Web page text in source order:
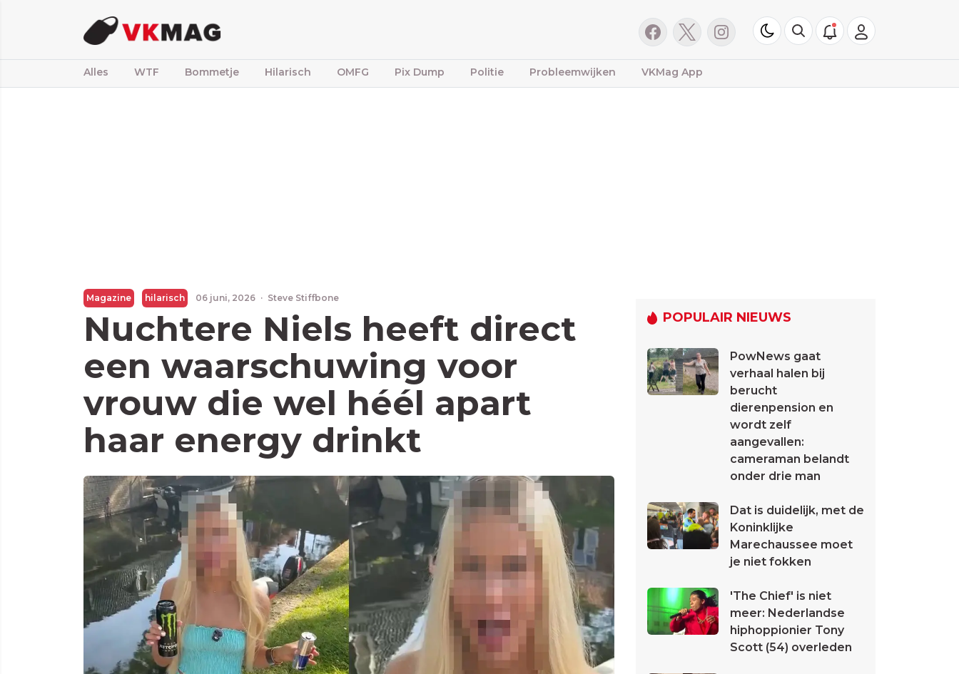
Alles WTF Bommetje Hilarisch OMFG Pix Dump Politie Probleemwijken VKMag App
Magazine hilarisch 06 juni, 2026 · Steve Stiffbone
Nuchtere Niels heeft direct
een waarschuwing voor
vrouw die wel héél apart
haar energy drinkt
POPULAIR NIEUWS
PowNews gaat
verhaal halen bij
berucht
dierenpension en
wordt zelf
aangevallen:
cameraman belandt
onder drie man
Dat is duidelijk, met de
Koninklijke
Marechaussee moet
je niet fokken
'The Chief' is niet
meer: Nederlandse
hiphoppionier Tony
Scott (54) overleden